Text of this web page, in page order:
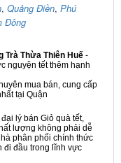
, Quảng Điền, Phú
Đông
Trà Thừa Thiên Huế -
nguyện tết thêm hạnh
mua bán, cung cấp
tại Quận
lý bán Giỏ quà tết,
lượng không phải dễ
phân phối chính thức
đi đầu trong lĩnh vực